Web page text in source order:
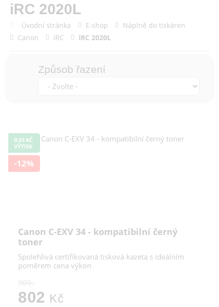
iRC 2020L
Úvodní stránka E-shop
Náplně do tiskáren
Canon
iRC iRC 2020L
Způsob řazení
0,03 KČ
VÝTISK
-12%
Canon C-EXV 34 - kompatibilní černý
toner
Spolehlivá certifikovaná tisková kazeta s ideálním
poměrem cena výkon
909,-
802 Kč